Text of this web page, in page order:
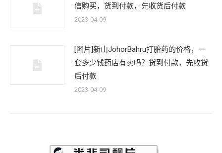
信购买，货到付款，先收货后付款
2023-04-09
[图片]新山JohorBahru打胎药的价格，一
套多少钱药店有卖吗？货到付款，先收货
后付款
2023-04-09